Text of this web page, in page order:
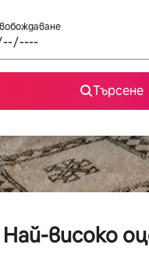
Търсене
Най-високо